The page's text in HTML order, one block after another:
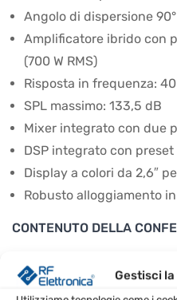
Gestisci
Angolo di dispersione
Amplificatore ibrido con
(700 W RMS)
Risposta in frequenza:
SPL massimo: 133,5 dB
Mixer integrato con due
DSP integrato con
Display a colori da 2,6″
Robusto alloggiamento
CONTENUTO DELLA
1 x Presonus Air XD 15
CONSIGLI D’USO